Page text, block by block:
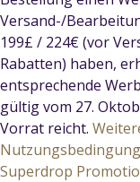
Versand-/
199£ / 224€ (vor
Rabatten) haben,
entsprechende
gültig vom 27.
Vorrat reicht.
Superdrop